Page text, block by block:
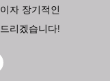
자 장기적인
리겠습니다!